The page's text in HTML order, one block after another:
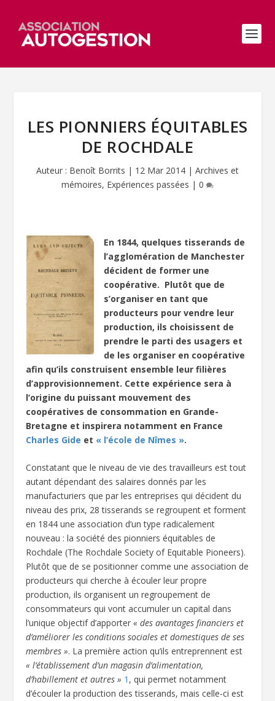
LES PIONNIERS ÉQUITABLES
DE ROCHDALE
Auteur : Benoît Borrits | 12 Mar 2014 | Archives et
mémoires, Expériences passées | 0
En 1844, quelques tisserands de
l’agglomération de Manchester
décident de former une
coopérative. Plutôt que de
s’organiser en tant que
producteurs pour vendre leur
production, ils choisissent de
prendre le parti des usagers et
de les organiser en coopérative
afin qu’ils construisent ensemble leur filières
d’approvisionnement. Cette expérience sera à
l’origine du puissant mouvement des
coopératives de consommation en Grande-
Bretagne et inspirera notamment en France
Charles Gide et « l’école de Nîmes ».
Constatant que le niveau de vie des travailleurs est tout
autant dépendant des salaires donnés par les
manufacturiers que par les entreprises qui décident du
niveau des prix, 28 tisserands se regroupent et forment
en 1844 une association d’un type radicalement
nouveau : la société des pionniers équitables de
Rochdale (The Rochdale Society of Equitable Pioneers).
Plutôt que de se positionner comme une association de
producteurs qui cherche à écouler leur propre
production, ils organisent un regroupement de
consommateurs qui vont accumuler un capital dans
l’unique objectif d’apporter« des avantages financiers et
d’améliorer les conditions sociales et domestiques de ses
membres ». La première action qu’ils entreprennent est
« l’établissement d’un magasin d’alimentation,
d’habillement et autres » 1 , qui permet notamment
d’écouler la production des tisserands, mais celle-ci est